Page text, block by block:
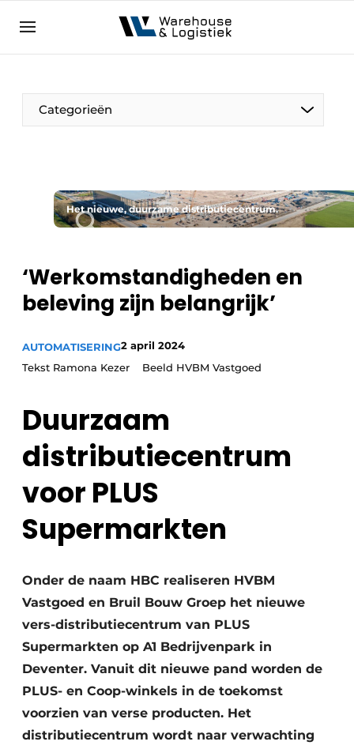
NL EN
Categorieën
Het nieuwe, duurzame distributiecentrum.
‘Werkomstandigheden en
beleving zijn belangrijk’
AUTOMATISERING2 april 2024
Tekst Ramona Kezer Beeld HVBM Vastgoed
Duurzaam
distributiecentrum
voor PLUS
Supermarkten
Onder de naam HBC realiseren HVBM
Vastgoed en Bruil Bouw Groep het nieuwe
vers-distributiecentrum van PLUS
Supermarkten op A1 Bedrijvenpark in
Deventer. Vanuit dit nieuwe pand worden de
PLUS- en Coop-winkels in de toekomst
voorzien van verse producten. Het
distributiecentrum wordt naar verwachting